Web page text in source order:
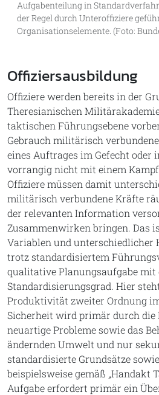
Aufgabenteilung in
der Regel durch Unteroffiziere
Organisationselemente. (Foto:
Offiziersausbildung
Offiziere werden bereits in der
Theresianischen
taktischen Führungsebene
Gebrauch militärisch
eines Auftrages im Gefecht oder
vorrangig nicht mit einem
Offiziere müssen damit
militärisch verbundene Kräfte
der relevanten Information
Zusammenwirken bringen. Das
Variablen und unterschiedlicher
trotz standardisiertem
qualitative Planungsaufgabe mit
Standardisierungsgrad. Hier
Produktivität zweiter Ordnung
Sicherheit wird primär durch die
neuartige Probleme sowie das
ändernden Umwelt und nur
standardisierte Grundsätze
beispielsweise gemäß „Handakt
Aufgabe erfordert primär ein